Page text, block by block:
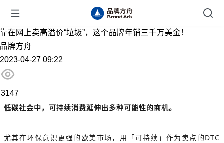
靠在网上卖高溢价“垃圾”，这个品牌年销三千万美金！
品牌方舟
2023-04-27 09:22
3147
低碳社会中，可持续消费延伸出多种可能性的商机。
尤其在环保意识更强的欧美市场，用「可持续」作为卖点的DTC